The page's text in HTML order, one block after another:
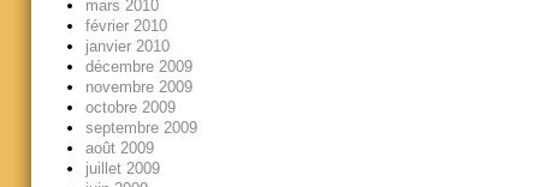
mars 2010
février 2010
janvier 2010
décembre 2009
novembre 2009
octobre 2009
septembre 2009
août 2009
juillet 2009